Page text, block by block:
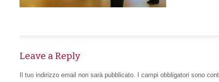
Leave a Reply
Il tuo indirizzo email non sarà pubblicato. I campi obbligatori sono